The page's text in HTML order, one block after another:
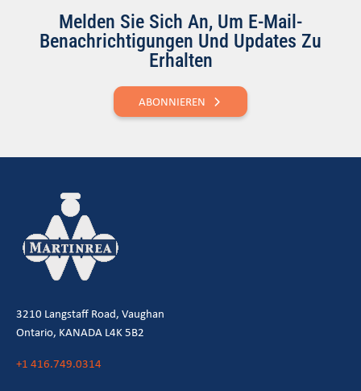
Melden Sie Sich An, Um E-Mail-
Benachrichtigungen Und Updates Zu
Erhalten
ABONNIEREN
3210 Langstaff Road, Vaughan
Ontario, KANADA L4K 5B2
+1 416.749.0314